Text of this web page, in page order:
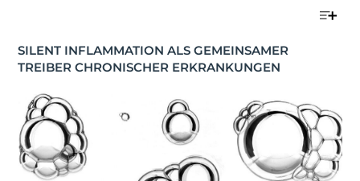
SILENT INFLAMMATION ALS GEMEINSAMER
TREIBER CHRONISCHER ERKRANKUNGEN